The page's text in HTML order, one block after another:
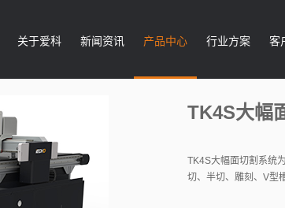
关于爱科 新闻资讯 产品中心 行业方案 客
TK4S大幅
TK4S大幅面切割系统
切、半切、雕刻、V型